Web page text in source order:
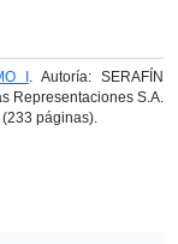
I . Autoría: SERAFÍN
Representaciones S.A.
páginas).